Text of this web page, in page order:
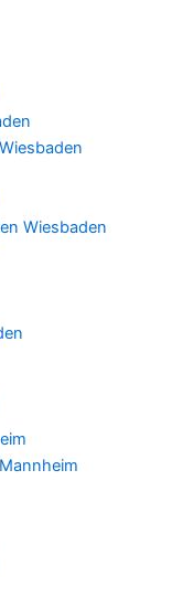
Wiesbaden